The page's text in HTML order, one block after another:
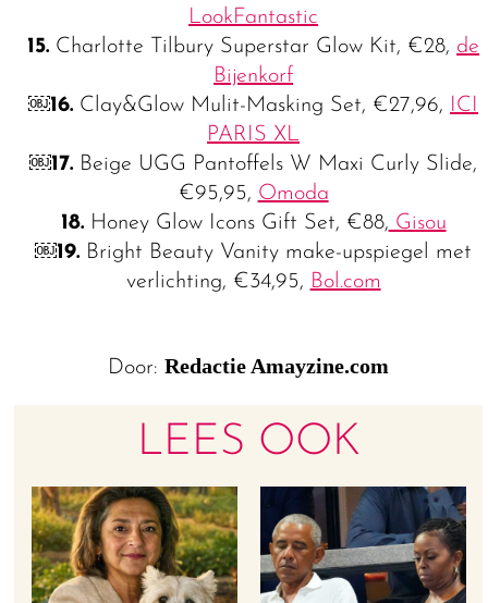
LookFantastic
15. Charlotte Tilbury Superstar Glow Kit, €28, de
Bijenkorf
￼16. Clay&Glow Mulit-Masking Set, €27,96,
ICI
PARIS XL
￼17. Beige UGG Pantoffels W Maxi Curly Slide,
€95,95, Omoda
18.Honey Glow Icons Gift Set, €88, Gisou
￼19. Bright Beauty Vanity make-upspiegel met
verlichting, €34,95, Bol.com
Door:Redactie Amayzine.com
LEES OOK